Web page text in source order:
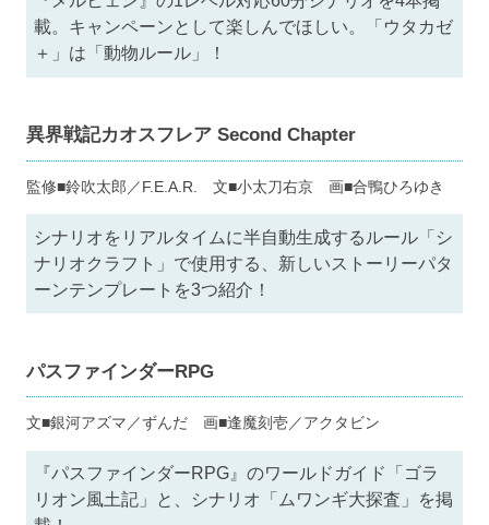
載。キャンペーンとして楽しんでほしい。「ウタカゼ
＋」は「動物ルール」！
異界戦記カオスフレア Second Chapter
監修■鈴吹太郎／F.E.A.R. 文■小太刀右京 画■合鴨ひろゆき
シナリオをリアルタイムに半自動生成するルール「シ
ナリオクラフト」で使用する、新しいストーリーパタ
ーンテンプレートを3つ紹介！
パスファインダーRPG
文■銀河アズマ／ずんだ 画■逢魔刻壱／アクタビン
『パスファインダーRPG』のワールドガイド「ゴラ
リオン風土記」と、シナリオ「ムワンギ大探査」を掲